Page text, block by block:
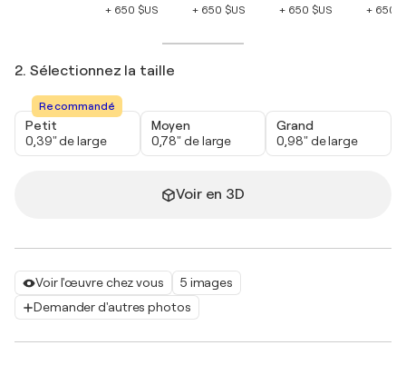
Voir l'œuvre chez vous
5 images
Demander d'autres photos
+ 650 $US
+ 650 $US
+ 650 $US
+ 650
2. Sélectionnez la taille
Recommandé
Petit
0,39" de large
Moyen
0,78" de large
Grand
0,98" de large
Voir en 3D